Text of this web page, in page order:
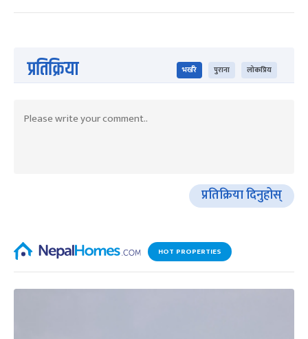
प्रतिक्रिया भर्खरै पुराना लोकप्रिय
प्रतिक्रिया दिनुहोस्
HOT PROPERTIES